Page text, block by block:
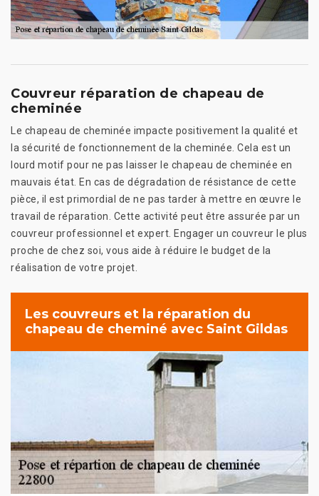
Couvreur réparation de chapeau de
cheminée
Le chapeau de cheminée impacte positivement la qualité et
la sécurité de fonctionnement de la cheminée. Cela est un
lourd motif pour ne pas laisser le chapeau de cheminée en
mauvais état. En cas de dégradation de résistance de cette
pièce, il est primordial de ne pas tarder à mettre en œuvre le
travail de réparation. Cette activité peut être assurée par un
couvreur professionnel et expert. Engager un couvreur le plus
proche de chez soi, vous aide à réduire le budget de la
réalisation de votre projet.
Les couvreurs et la réparation du
chapeau de cheminé avec Saint Gildas